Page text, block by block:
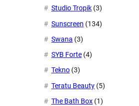
Studio Tropik (3)
Sunscreen (134)
Swana (3)
SYB Forte (4)
Tekno (3)
Teratu Beauty (5)
The Bath Box (1)